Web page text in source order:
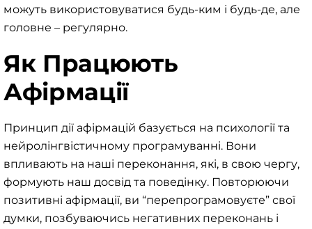
можуть використовуватися будь-ким і будь-де, але
головне – регулярно.
Як Працюють
Афірмації
Принцип дії афірмацій базується на психології та
нейролінгвістичному програмуванні. Вони
впливають на наші переконання, які, в свою чергу,
формують наш досвід та поведінку. Повторюючи
позитивні афірмації, ви “перепрограмовуєте” свої
думки, позбуваючись негативних переконань і